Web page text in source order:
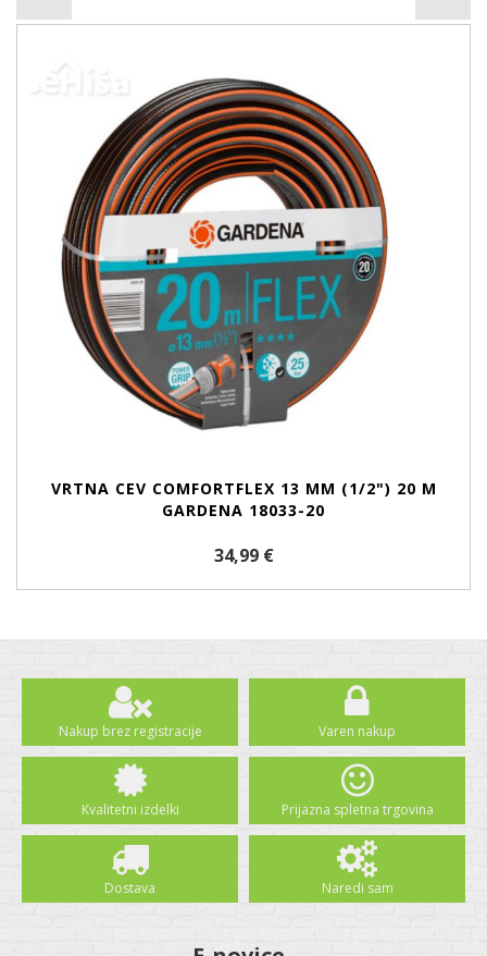
VRTNA CEV COMFORTFLEX 13 MM (1/2") 20 M
GARDENA 18033-20
34,99 €
Nakup brez registracije Varen nakup
Kvalitetni izdelki Prijazna spletna trgovina
Dostava Naredi sam